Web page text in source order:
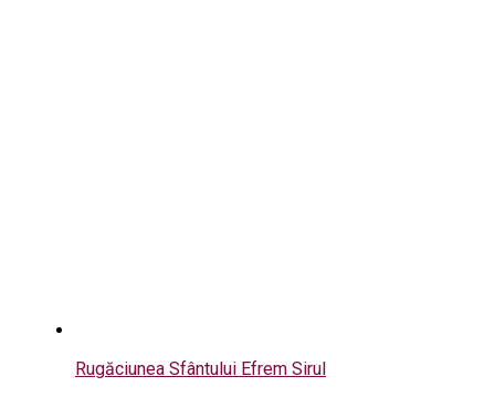
Rugăciunea Sfântului Efrem Sirul